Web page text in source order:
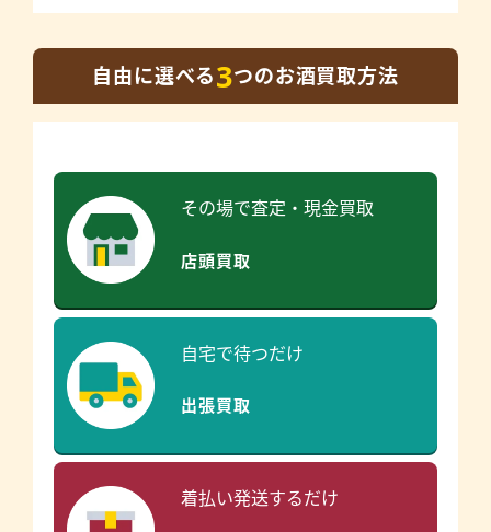
自由に選べる3つのお酒買取方法
その場で査定・現金買取
店頭買取
自宅で待つだけ
出張買取
着払い発送するだけ